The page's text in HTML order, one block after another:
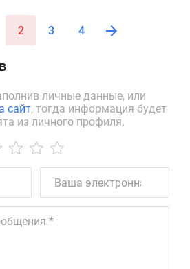
2 3 4
личные данные, или
сайт, тогда информация будет
из личного профиля.